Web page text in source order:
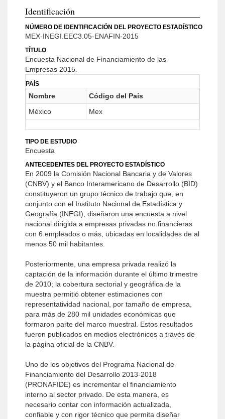
Identificación
NÚMERO DE IDENTIFICACIÓN DEL PROYECTO ESTADÍSTICO
MEX-INEGI.EEC3.05-ENAFIN-2015
TÍTULO
Encuesta Nacional de Financiamiento de las
Empresas 2015.
PAÍS
Nombre
Código del País
México
Mex
TIPO DE ESTUDIO
Encuesta
ANTECEDENTES DEL PROYECTO ESTADÍSTICO
En 2009 la Comisión Nacional Bancaria y de Valores
(CNBV) y el Banco Interamericano de Desarrollo (BID)
constituyeron un grupo técnico de trabajo que, en
conjunto con el Instituto Nacional de Estadística y
Geografía (INEGI), diseñaron una encuesta a nivel
nacional dirigida a empresas privadas no financieras
con 6 empleados o más, ubicadas en localidades de al
menos 50 mil habitantes.
Posteriormente, una empresa privada realizó la
captación de la información durante el último trimestre
de 2010; la cobertura sectorial y geográfica de la
muestra permitió obtener estimaciones con
representatividad nacional, por tamaño de empresa,
para más de 280 mil unidades económicas que
formaron parte del marco muestral. Estos resultados
fueron publicados en medios electrónicos a través de
la página oficial de la CNBV.
Uno de los objetivos del Programa Nacional de
Financiamiento del Desarrollo 2013-2018
(PRONAFIDE) es incrementar el financiamiento
interno al sector privado. De esta manera, es
necesario contar con información actualizada,
confiable y con rigor técnico que permita diseñar